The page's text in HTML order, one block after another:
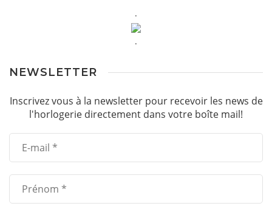
.
.
NEWSLETTER
Inscrivez vous à la newsletter pour recevoir les news de
l'horlogerie directement dans votre boîte mail!